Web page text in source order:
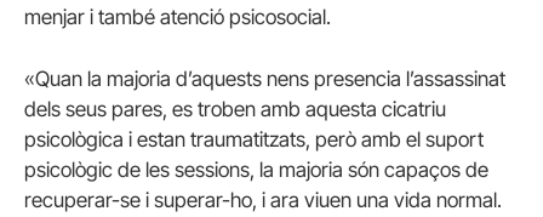
menjar i també atenció psicosocial.
«Quan la majoria d’aquests nens presencia l’assassinat
dels seus pares, es troben amb aquesta cicatriu
psicològica i estan traumatitzats, però amb el suport
psicològic de les sessions, la majoria són capaços de
recuperar-se i superar-ho, i ara viuen una vida normal.